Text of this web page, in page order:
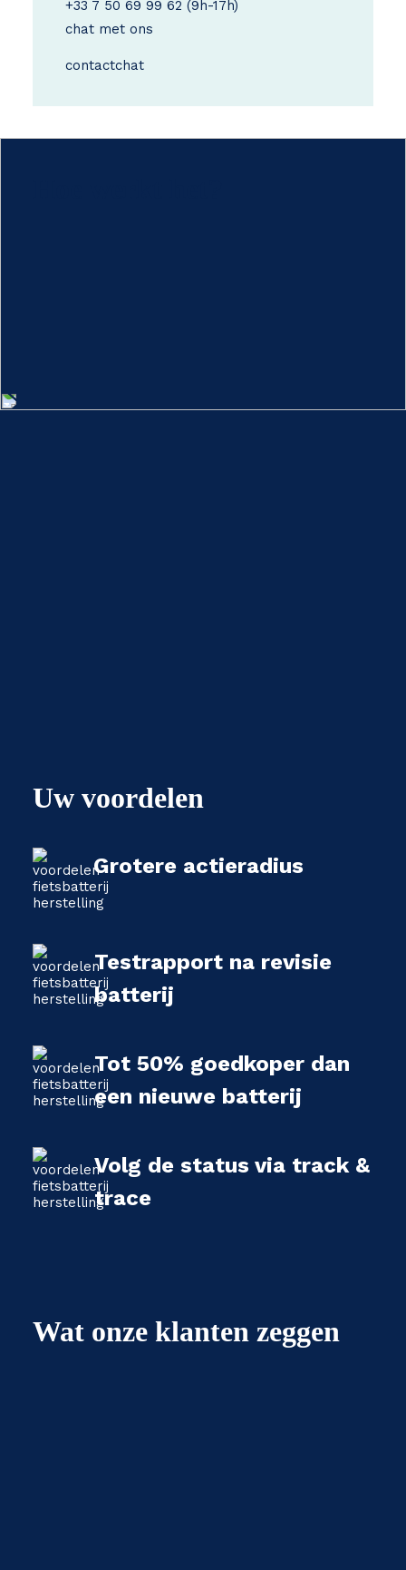
+33 7 50 69 99 62 (9h-17h)
chat met ons
contactchat
Uw voordelen
Grotere actieradius
Testrapport na revisie
batterij
Tot 50% goedkoper dan
een nieuwe batterij
Volg de status via track &
trace
Wat onze klanten zeggen